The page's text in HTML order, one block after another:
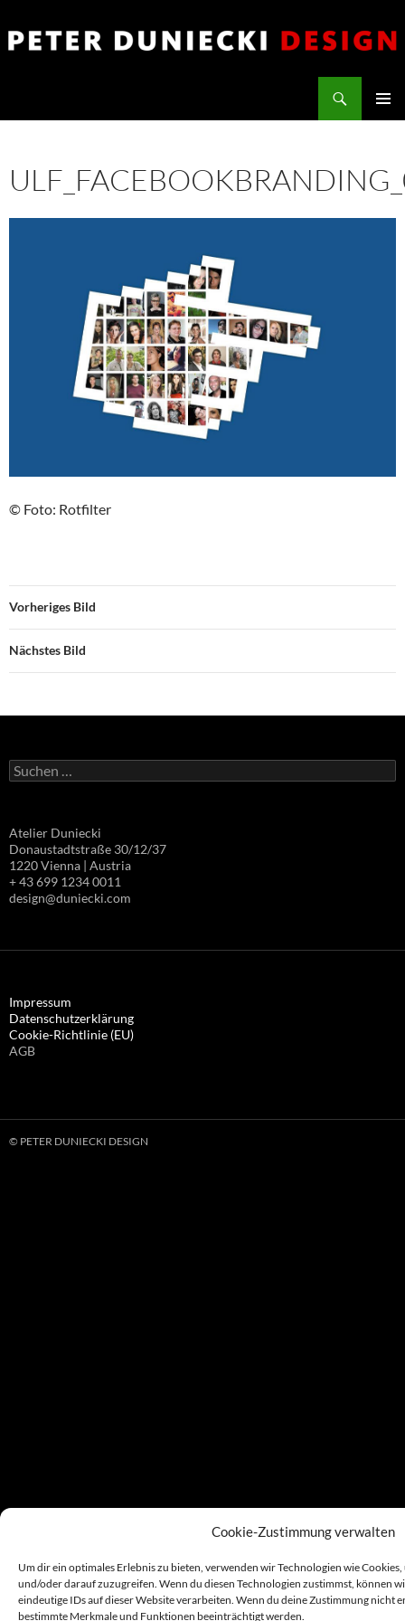
Cookie-Zustimmung verwalten
Um dir ein optimales Erlebnis zu bieten, verwenden wir Technologien wie
und/oder darauf zuzugreifen. Wenn du diesen Technologien zustimmst, können
eindeutige IDs auf dieser Website verarbeiten. Wenn du deine Zustimmung nicht
bestimmte Merkmale und Funktionen beeinträchtigt werden.
Inhalt
springen
© Foto: Rotfilter
Vorheriges Bild
Nächstes Bild
Suchen
nach:
Atelier Duniecki
Donaustadtstraße 30/12/37
1220 Vienna | Austria
+ 43 699 1234 0011
design@duniecki.com
Impressum
Datenschutzerklärung
Cookie-Richtlinie (EU)
AGB
© PETER DUNIECKI DESIGN